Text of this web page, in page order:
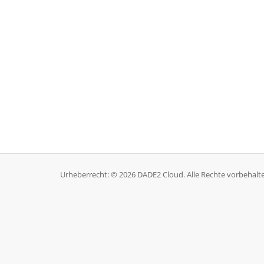
Urheberrecht: © 2026 DADE2 Cloud. Alle Rechte